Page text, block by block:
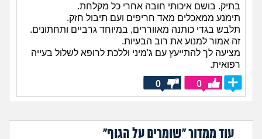
בתיק. בושם איכותי חובה אחרי כל מקלחת.
תימנע ממאכלים מאד חריפים ועם תיבול חזק.
תלבש בגדי כותנה מאווררים, במיוחד גרביים ותחתונים.
זה אמור למנוע את רוב הבעיות.
מציעה לך להתייעץ עם ג'מיני וללכת לרופא לשלול בעייה
רפואית.
0
0
עוד ממדור "שומרים על הגוף"